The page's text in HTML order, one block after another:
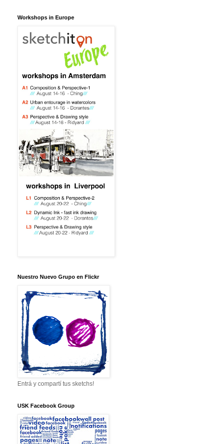
Workshops in Europe
Nuestro Nuevo Grupo en Flickr
Entrá y compartí tus sketchs!
USK Facebook Group